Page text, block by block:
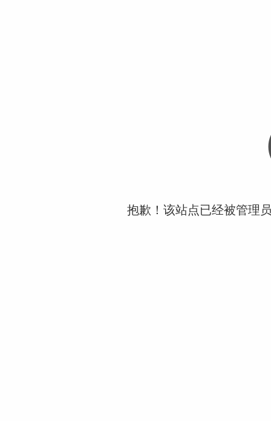
抱歉！该站点已经被管理